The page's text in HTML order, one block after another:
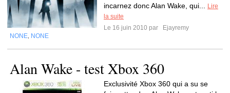
incarnez donc Alan Wake, qui...
Lire
la suite
Le 16 juin 2010 par
Ejayremy
NONE NONE
Alan Wake - test Xbox 360
Exclusivité Xbox 360 qui a su se